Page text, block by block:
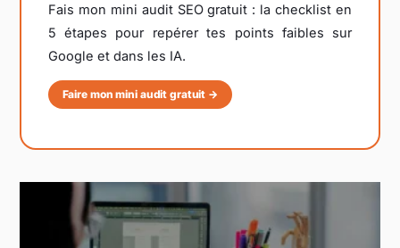
Fais mon mini audit SEO gratuit : la checklist en
5 étapes pour repérer tes points faibles sur
Google et dans les IA.
Faire mon mini audit gratuit →